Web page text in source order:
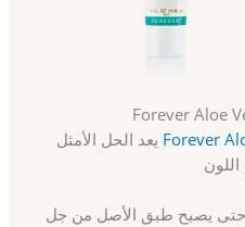
يعد الحل الأمثل
حتى يصبح طبق الأصل من جل